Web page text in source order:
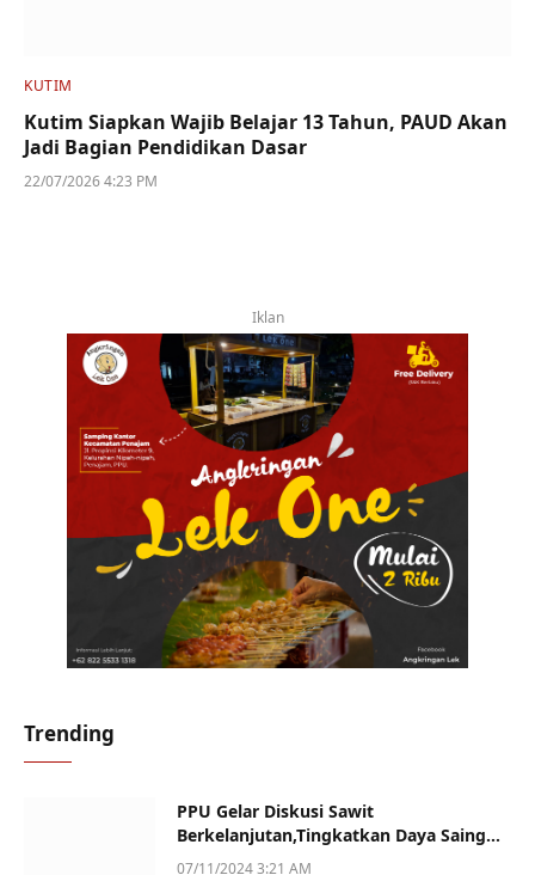
KUTIM
Kutim Siapkan Wajib Belajar 13 Tahun, PAUD Akan
Jadi Bagian Pendidikan Dasar
22/07/2026 4:23 PM
Iklan
Trending
PPU Gelar Diskusi Sawit
Berkelanjutan,Tingkatkan Daya Saing
dan Kualitas
07/11/2024 3:21 AM